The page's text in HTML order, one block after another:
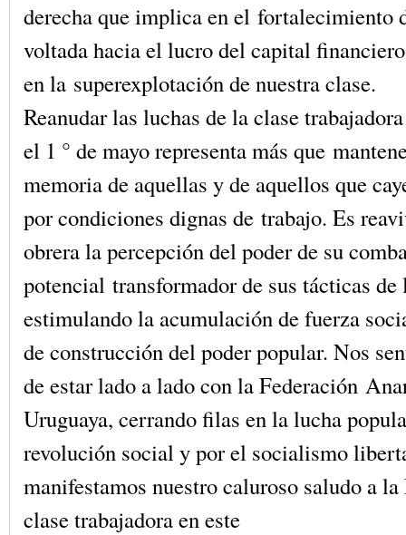
derecha que implica en el fortalecimiento
voltada hacia el lucro del capital
en la superexplotación de nuestra clase.
Reanudar las luchas de la clase
el 1 ° de mayo representa más que
memoria de aquellas y de aquellos que
por condiciones dignas de trabajo. Es
obrera la percepción del poder de su
potencial transformador de sus tácticas de
estimulando la acumulación de fuerza
de construcción del poder popular. Nos
de estar lado a lado con la Federación
Uruguaya, cerrando filas en la lucha
revolución social y por el socialismo
manifestamos nuestro caluroso saludo a
clase trabajadora en este